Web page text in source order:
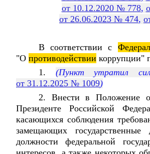
от 10.12.2020 № 778,
от 26.06.2023 № 474,
В соответствии с
"О противодействии коррупции"
1. (Пункт утратил
от 31.12.2025 № 1009)
2. Внести в Положение
Президенте Российской
касающихся соблюдения
замещающих
должности федеральной